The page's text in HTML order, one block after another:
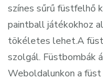
színes sűrű füstfelhő
paintball játékokhoz
tökéletes lehet.A
szolgál. Füstbombák
Weboldalunkon a